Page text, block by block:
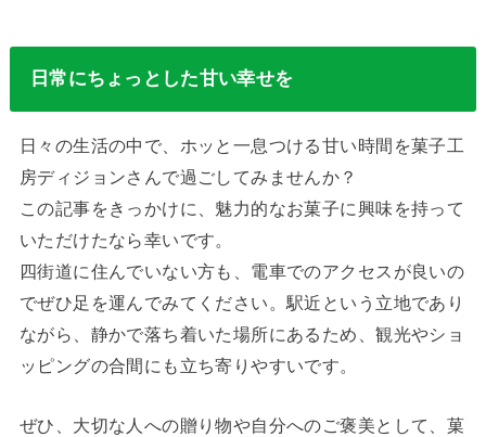
日常にちょっとした甘い幸せを
日々の生活の中で、ホッと一息つける甘い時間を菓子工
房ディジョンさんで過ごしてみませんか？
この記事をきっかけに、魅力的なお菓子に興味を持って
いただけたなら幸いです。
四街道に住んでいない方も、電車でのアクセスが良いの
でぜひ足を運んでみてください。駅近という立地であり
ながら、静かで落ち着いた場所にあるため、観光やショ
ッピングの合間にも立ち寄りやすいです。
ぜひ、大切な人への贈り物や自分へのご褒美として、菓